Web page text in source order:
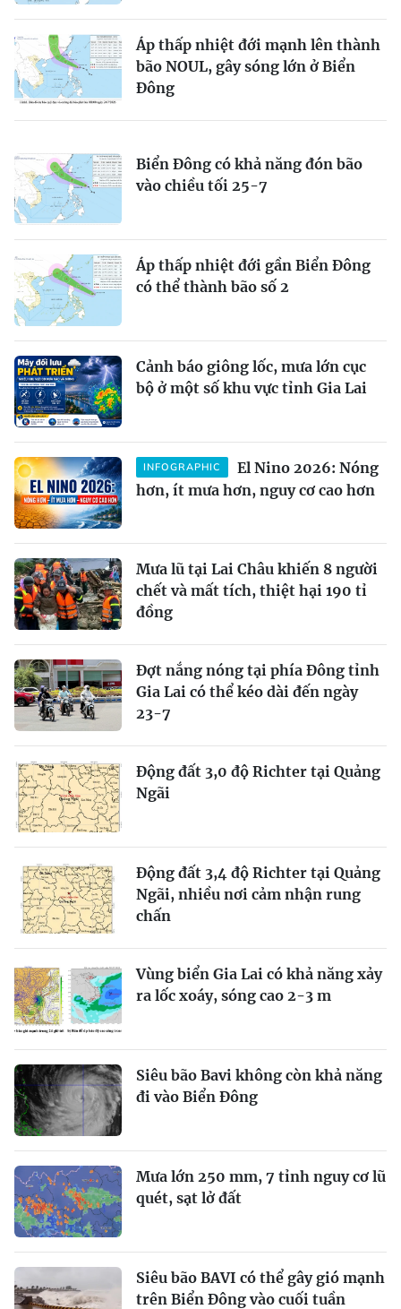
Áp thấp nhiệt đới mạnh lên thành
bão NOUL, gây sóng lớn ở Biển
Đông
Biển Đông có khả năng đón bão
vào chiều tối 25-7
Áp thấp nhiệt đới gần Biển Đông
có thể thành bão số 2
Cảnh báo giông lốc, mưa lớn cục
bộ ở một số khu vực tỉnh Gia Lai
INFOGRAPHIC
El Nino 2026: Nóng
hơn, ít mưa hơn, nguy cơ cao hơn
Mưa lũ tại Lai Châu khiến 8 người
chết và mất tích, thiệt hại 190 tỉ
đồng
Đợt nắng nóng tại phía Đông tỉnh
Gia Lai có thể kéo dài đến ngày
23-7
Động đất 3,0 độ Richter tại Quảng
Ngãi
Động đất 3,4 độ Richter tại Quảng
Ngãi, nhiều nơi cảm nhận rung
chấn
Vùng biển Gia Lai có khả năng xảy
ra lốc xoáy, sóng cao 2-3 m
Siêu bão Bavi không còn khả năng
đi vào Biển Đông
Mưa lớn 250 mm, 7 tỉnh nguy cơ lũ
quét, sạt lở đất
Siêu bão BAVI có thể gây gió mạnh
trên Biển Đông vào cuối tuần